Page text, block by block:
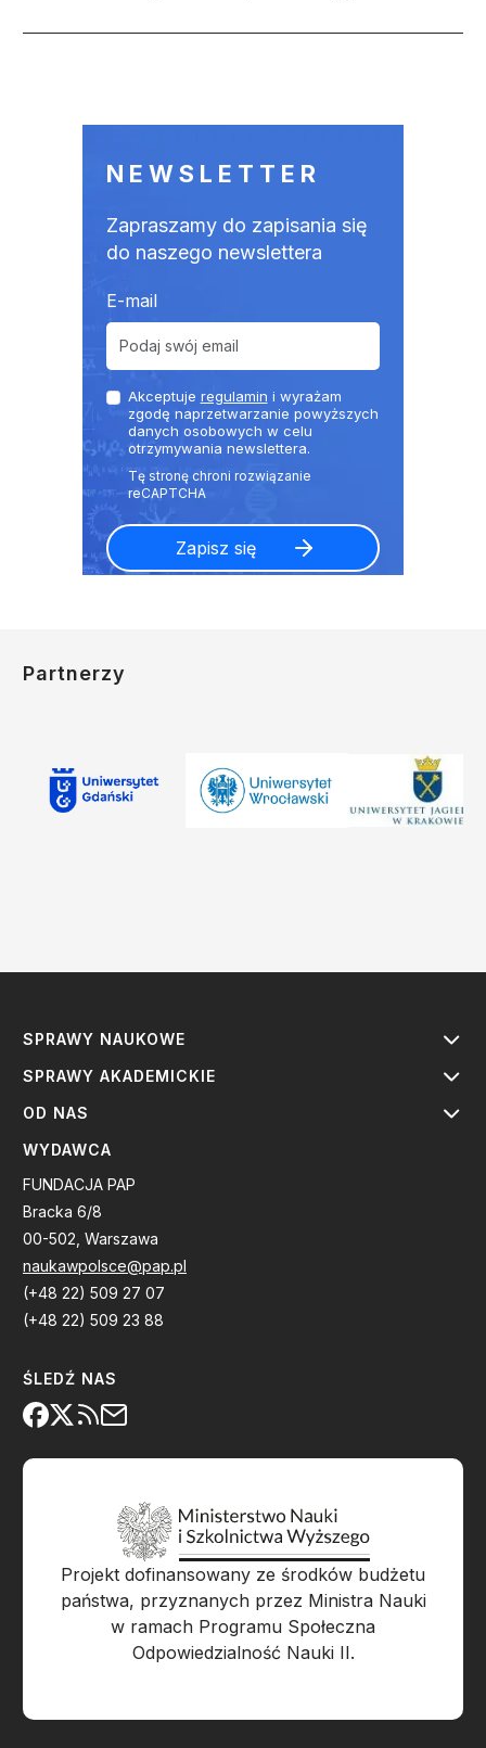
NEWSLETTER
Zapraszamy do zapisania się
do naszego newslettera
E-mail
Akceptuje regulamin i wyrażam
zgodę naprzetwarzanie powyższych
danych osobowych w celu
otrzymywania newslettera.
Partnerzy
SPRAWY NAUKOWE
SPRAWY AKADEMICKIE
OD NAS
WYDAWCA
FUNDACJA PAP
Bracka 6/8
00-502, Warszawa
naukawpolsce@pap.pl
(+48 22) 509 27 07
(+48 22) 509 23 88
ŚLEDŹ NAS
Projekt dofinansowany ze środków budżetu
państwa, przyznanych przez Ministra Nauki
w ramach Programu Społeczna
Odpowiedzialność Nauki II.